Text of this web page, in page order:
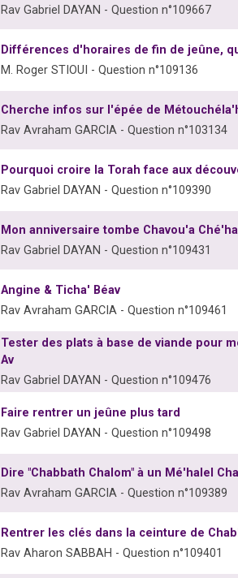
Rav Gabriel DAYAN - Question n°109667
Différences d'horaires de fin de jeûne,
M. Roger STIOUI - Question n°109136
Cherche infos sur l'épée de
Rav Avraham GARCIA - Question n°103134
Pourquoi croire la Torah face aux
Rav Gabriel DAYAN - Question n°109390
Mon anniversaire tombe Chavou'a
Rav Gabriel DAYAN - Question n°109431
Angine & Ticha' Béav
Rav Avraham GARCIA - Question n°109461
Tester des plats à base de viande pour
Av
Rav Gabriel DAYAN - Question n°109476
Faire rentrer un jeûne plus tard
Rav Gabriel DAYAN - Question n°109498
Dire "Chabbath Chalom" à un Mé'halel
Rav Avraham GARCIA - Question n°109389
Rentrer les clés dans la ceinture de
Rav Aharon SABBAH - Question n°109401